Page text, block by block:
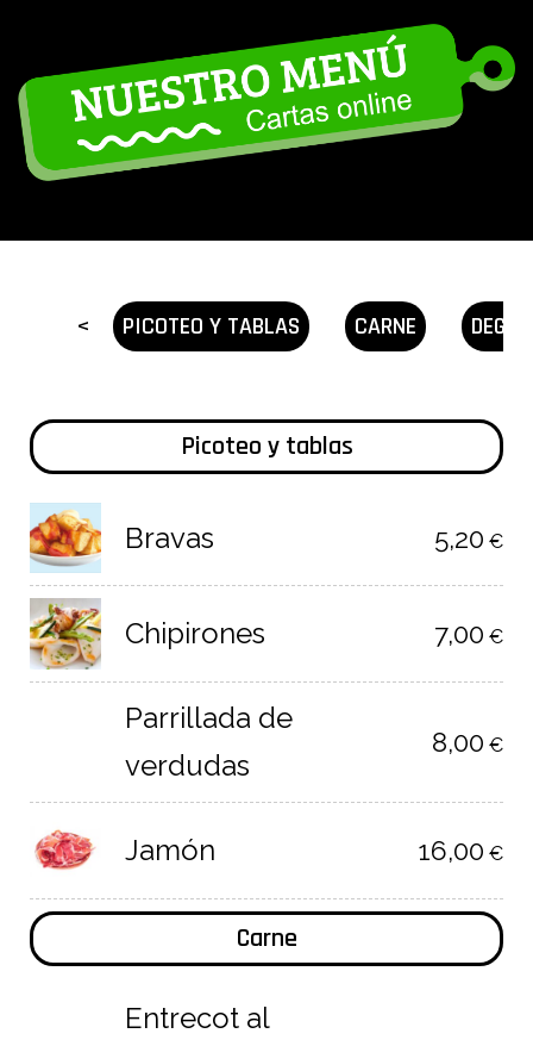
< PICOTEO Y TABLAS CARNE
Picoteo y tablas
Bravas 5,20 €
Chipirones 7,00 €
Parrillada de
verdudas
8,00 €
Jamón 16,00 €
Carne
Entrecot al